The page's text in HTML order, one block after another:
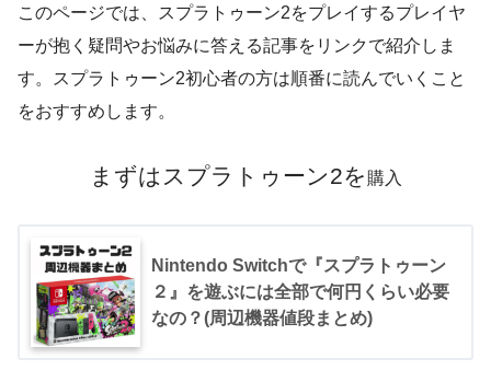
このページでは、スプラトゥーン2をプレイするプレイヤ
ーが抱く疑問やお悩みに答える記事をリンクで紹介しま
す。スプラトゥーン2初心者の方は順番に読んでいくこと
をおすすめします。
まずはスプラトゥーン2を 購入
Nintendo Switchで『スプラトゥーン
２』を遊ぶには全部で何円くらい必要
なの？(周辺機器値段まとめ)